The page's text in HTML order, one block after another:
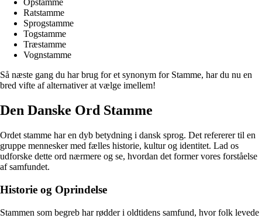
Opstamme
Ratstamme
Sprogstamme
Togstamme
Træstamme
Vognstamme
Så næste gang du har brug for et synonym for Stamme, har du nu en
bred vifte af alternativer at vælge imellem!
Den Danske Ord Stamme
Ordet stamme har en dyb betydning i dansk sprog. Det refererer til en
gruppe mennesker med fælles historie, kultur og identitet. Lad os
udforske dette ord nærmere og se, hvordan det former vores forståelse
af samfundet.
Historie og Oprindelse
Stammen som begreb har rødder i oldtidens samfund, hvor folk levede